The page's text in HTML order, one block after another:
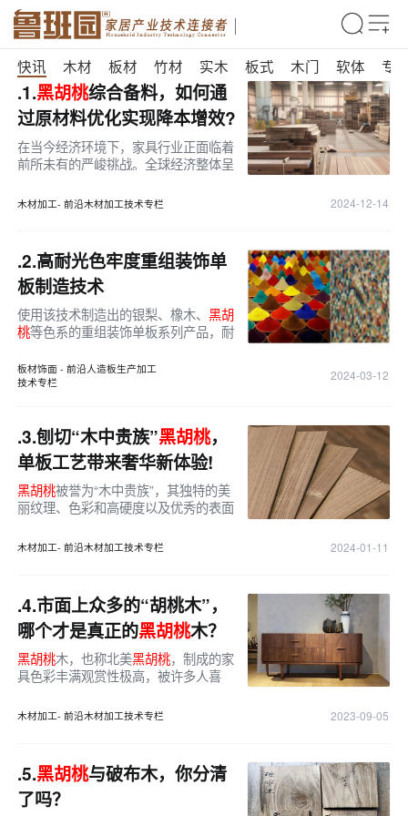
快讯 木材 板材 竹材 实木 板式 木门 软体 专
.1.黑胡桃综合备料，如何通
过原材料优化实现降本增效?
在当今经济环境下，家具行业正面临着
前所未有的严峻挑战。全球经济整体呈
同连锁反应的开端，对其上下游行业造
成了强烈冲击。家具行业作为房
木材加工- 前沿木材加工技术专栏 2024-12-14
.2.高耐光色牢度重组装饰单
板制造技术
使用该技术制造出的银梨、橡木、黑胡
桃等色系的重组装饰单板系列产品，耐
30%。
板材饰面 - 前沿人造板生产加工
技术专栏
2024-03-12
.3.刨切“木中贵族”黑胡桃，
单板工艺带来奢华新体验!
黑胡桃被誉为“木中贵族”，其独特的美
丽纹理、色彩和高硬度以及优秀的表面
艺术价值，使其在家具制造中有着广泛
木材加工- 前沿木材加工技术专栏 2024-01-11
.4.市面上众多的“胡桃木”，
哪个才是真正的黑胡桃木？
黑胡桃木，也称北美黑胡桃，制成的家
具色彩丰满观赏性极高，被许多人喜
面上出现了各种各样的“胡桃木”，如“南
桃木”，对消费者造成名称上的困扰，
以达到以假乱真、以次充好谋取巨额利
益的目的。
木材加工- 前沿木材加工技术专栏 2023-09-05
.5.黑胡桃与破布木，你分清
了吗？